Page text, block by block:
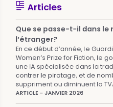
Articles
Que se passe-t-il dans le
l’étranger?
En ce début d’année, le
Women’s Prize for Fiction, le
une IA spécialisée dans la
contrer le piratage, et de
suppriment ou diminuent la
ARTICLE - JANVIER 2026